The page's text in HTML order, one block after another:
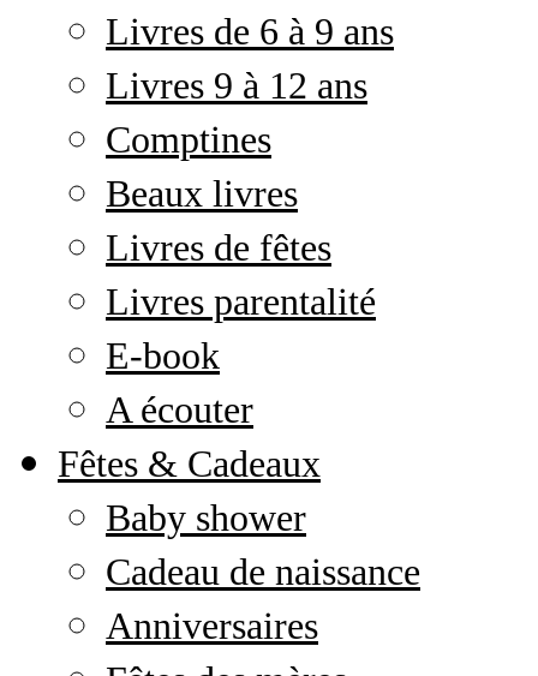
Livres de 6 à 9 ans
Livres 9 à 12 ans
Comptines
Beaux livres
Livres de fêtes
Livres parentalité
E-book
A écouter
Fêtes & Cadeaux
Baby shower
Cadeau de naissance
Anniversaires